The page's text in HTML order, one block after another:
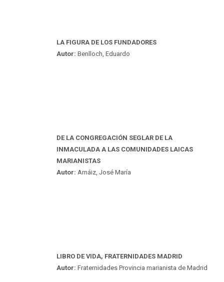
LA FIGURA DE LOS FUNDADORES
Autor: Benlloch, Eduardo
DE LA CONGREGACIÓN SEGLAR DE LA
INMACULADA A LAS COMUNIDADES LAICAS
MARIANISTAS
Autor: Arnáiz, José María
LIBRO DE VIDA, FRATERNIDADES MADRID
Autor: Fraternidades Provincia marianista de Madrid